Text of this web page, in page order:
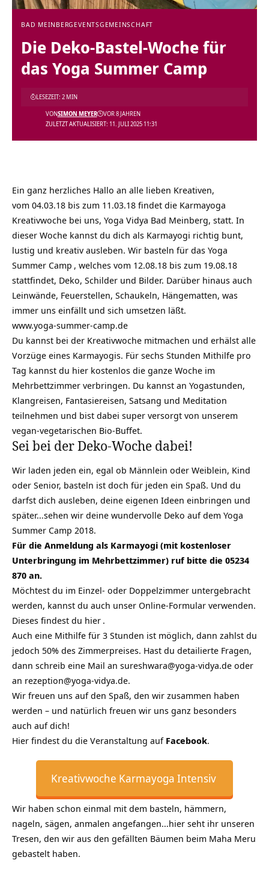
BAD MEINBERG EVENTSGEMEINSCHAFT
Die Deko-Bastel-Woche für
das Yoga Summer Camp
ZULETZT AKTUALISIERT: 11. JULI 2025 11:31
VONSIMON MEYER VOR 8 JAHREN
LESEZEIT: 2 MIN
Ein ganz herzliches Hallo an alle lieben Kreativen,
vom 04.03.18 bis zum 11.03.18 findet die Karmayoga
Kreativwoche bei uns, Yoga Vidya Bad Meinberg, statt. In
dieser Woche kannst du dich als Karmayogi richtig bunt,
lustig und kreativ ausleben. Wir basteln für das Yoga
Summer Camp , welches vom 12.08.18 bis zum 19.08.18
stattfindet, Deko, Schilder und Bilder. Darüber hinaus auch
Leinwände, Feuerstellen, Schaukeln, Hängematten, was
immer uns einfällt und sich umsetzen läßt.
www.yoga-summer-camp.de
Du kannst bei der Kreativwoche mitmachen und erhälst alle
Vorzüge eines Karmayogis. Für sechs Stunden Mithilfe pro
Tag kannst du hier kostenlos die ganze Woche im
Mehrbettzimmer verbringen. Du kannst an Yogastunden,
Klangreisen, Fantasiereisen, Satsang und Meditation
teilnehmen und bist dabei super versorgt von unserem
vegan-vegetarischen Bio-Buffet.
Sei bei der Deko-Woche dabei!
Wir laden jeden ein, egal ob Männlein oder Weiblein, Kind
oder Senior, basteln ist doch für jeden ein Spaß. Und du
darfst dich ausleben, deine eigenen Ideen einbringen und
später…sehen wir deine wundervolle Deko auf dem Yoga
Summer Camp 2018.
Für die Anmeldung als Karmayogi (mit kostenloser
Unterbringung im Mehrbettzimmer) ruf bitte die 05234
870 an.
Möchtest du im Einzel- oder Doppelzimmer untergebracht
werden, kannst du auch unser Online-Formular verwenden.
Dieses findest du hier .
Auch eine Mithilfe für 3 Stunden ist möglich, dann zahlst du
jedoch 50% des Zimmerpreises. Hast du detailierte Fragen,
dann schreib eine Mail an sureshwara@yoga-vidya.de oder
an rezeption@yoga-vidya.de.
Wir freuen uns auf den Spaß, den wir zusammen haben
werden – und natürlich freuen wir uns ganz besonders
auch auf dich!
Hier findest du die Veranstaltung auf Facebook.
Kreativwoche Karmayoga Intensiv
Wir haben schon einmal mit dem basteln, hämmern,
nageln, sägen, anmalen angefangen…hier seht ihr unseren
Tresen, den wir aus den gefällten Bäumen beim Maha Meru
gebastelt haben.